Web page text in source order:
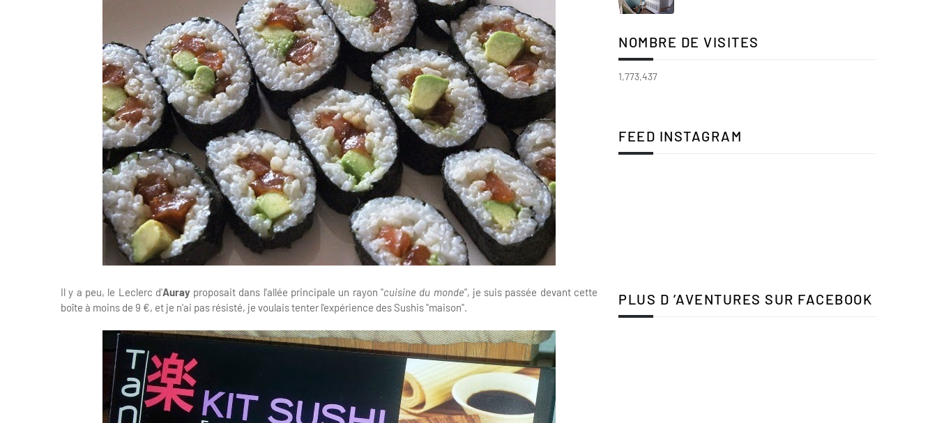
Il y a peu, le Leclerc d'Auray proposait dans l'allée principale un rayon "cuisine du monde", je suis passée devant cette
boîte à moins de 9 €, et je n'ai pas résisté, je voulais tenter l'expérience des Sushis "maison".
NOMBRE DE VISITES
1,773,437
FEED INSTAGRAM
PLUS D ’AVENTURES SUR FACEBOOK